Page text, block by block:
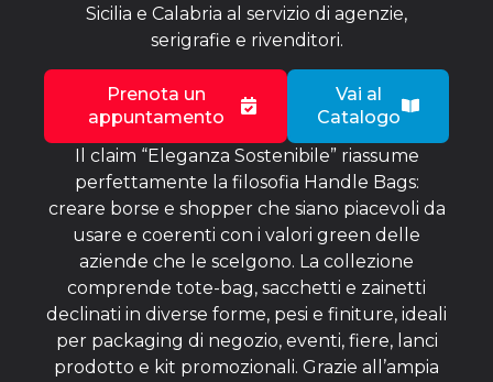
Sicilia e Calabria al servizio di agenzie,
serigrafie e rivenditori.
Prenota un
appuntamento
Vai al
Catalogo
Il claim “Eleganza Sostenibile” riassume
perfettamente la filosofia Handle Bags:
creare borse e shopper che siano piacevoli da
usare e coerenti con i valori green delle
aziende che le scelgono. La collezione
comprende tote-bag, sacchetti e zainetti
declinati in diverse forme, pesi e finiture, ideali
per packaging di negozio, eventi, fiere, lanci
prodotto e kit promozionali. Grazie all’ampia